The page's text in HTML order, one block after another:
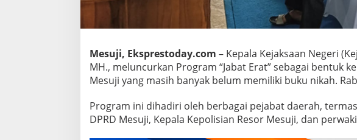
a
h
,
e
a
Mesuji, Eksprestoday.com – Kepala Kejaksaan Negeri
MH., meluncurkan Program “Jabat Erat” sebagai bentuk
Mesuji yang masih banyak belum memiliki buku nikah.
Program ini dihadiri oleh berbagai pejabat daerah,
DPRD Mesuji, Kepala Kepolisian Resor Mesuji, dan